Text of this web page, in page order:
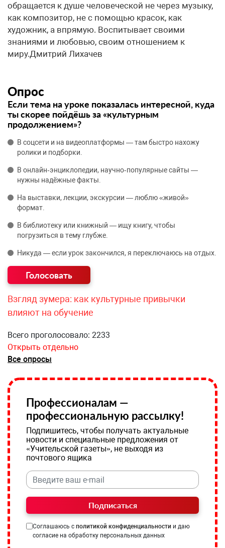
обращается к душе человеческой не через музыку,
как композитор, не с помощью красок, как
художник, а впрямую. Воспитывает своими
знаниями и любовью, своим отношением к
миру.Дмитрий Лихачев
Опрос
Если тема на уроке показалась интересной, куда
ты скорее пойдёшь за «культурным
продолжением»?
В соцсети и на видеоплатформы — там быстро нахожу
ролики и подборки.
В онлайн‑энциклопедии, научно‑популярные сайты —
нужны надёжные факты.
На выставки, лекции, экскурсии — люблю «живой»
формат.
В библиотеку или книжный — ищу книгу, чтобы
погрузиться в тему глубже.
Никуда — если урок закончился, я переключаюсь на отдых.
Взгляд зумера: как культурные привычки
влияют на обучение
Всего проголосовало: 2233
Открыть отдельно
Все опросы
Профессионалам —
профессиональную рассылку!
Подпишитесь, чтобы получать актуальные
новости и специальные предложения от
«Учительской газеты», не выходя из
почтового ящика
Подписаться
Соглашаюсь с политикой конфиденциальности и даю
согласие на обработку персональных данных